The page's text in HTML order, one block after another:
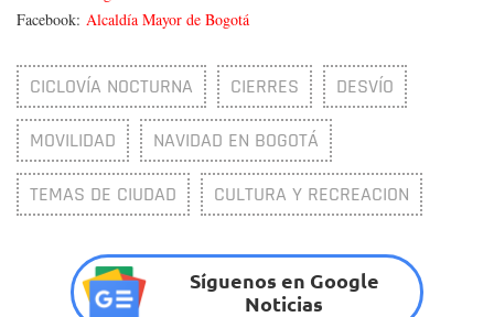
Facebook: Alcaldía Mayor de Bogotá
CICLOVÍA NOCTURNA CIERRES DESVÍO
MOVILIDAD NAVIDAD EN BOGOTÁ
TEMAS DE CIUDAD CULTURA Y RECREACION
Síguenos en Google
Noticias